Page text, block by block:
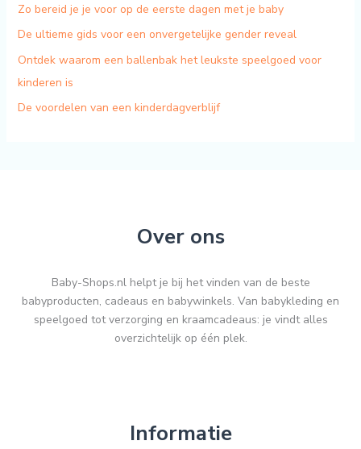
Zo bereid je je voor op de eerste dagen met je baby
De ultieme gids voor een onvergetelijke gender reveal
Ontdek waarom een ballenbak het leukste speelgoed voor
kinderen is
De voordelen van een kinderdagverblijf
Over ons
Baby-Shops.nl helpt je bij het vinden van de beste
babyproducten, cadeaus en babywinkels. Van babykleding en
speelgoed tot verzorging en kraamcadeaus: je vindt alles
overzichtelijk op één plek.
Informatie